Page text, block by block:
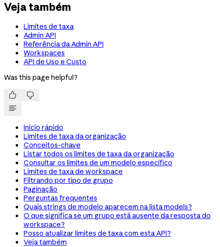
Veja também
Limites de taxa
Admin API
Referência da Admin API
Workspaces
API de Uso e Custo
Was this page helpful?
 
Início rápido
Limites de taxa da organização
Conceitos-chave
Listar todos os limites de taxa da organização
Consultar os limites de um modelo específico
Limites de taxa de workspace
Filtrando por tipo de grupo
Paginação
Perguntas frequentes
Quais strings de modelo aparecem na lista models?
O que significa se um grupo está ausente da resposta do
workspace?
Posso atualizar limites de taxa com esta API?
Veja também